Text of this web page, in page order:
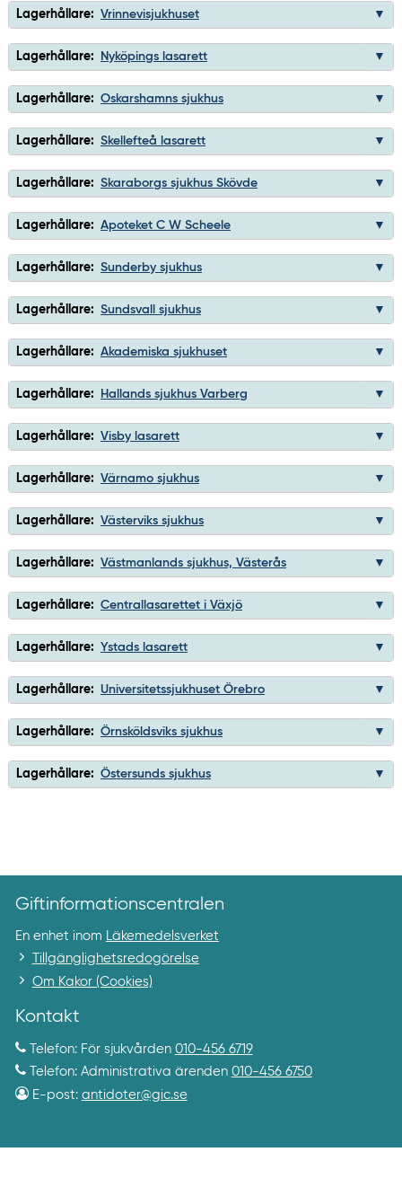
Lagerhållare: Vrinnevisjukhuset
Lagerhållare: Nyköpings lasarett
Lagerhållare: Oskarshamns sjukhus
Lagerhållare: Skellefteå lasarett
Lagerhållare: Skaraborgs sjukhus Skövde
Lagerhållare: Apoteket C W Scheele
Lagerhållare: Sunderby sjukhus
Lagerhållare: Sundsvall sjukhus
Lagerhållare: Akademiska sjukhuset
Lagerhållare: Hallands sjukhus Varberg
Lagerhållare: Visby lasarett
Lagerhållare: Värnamo sjukhus
Lagerhållare: Västerviks sjukhus
Lagerhållare: Västmanlands sjukhus, Västerås
Lagerhållare: Centrallasarettet i Växjö
Lagerhållare: Ystads lasarett
Lagerhållare: Universitetssjukhuset Örebro
Lagerhållare: Örnsköldsviks sjukhus
Lagerhållare: Östersunds sjukhus
Giftinformationscentralen
En enhet inom
Läkemedelsverket
Tillgänglighetsredogörelse
Om Kakor (Cookies)
Kontakt
Telefon: För sjukvården 010-456 6719
Telefon: Administrativa ärenden 010-456 6750
E-post: antidoter@gic.se